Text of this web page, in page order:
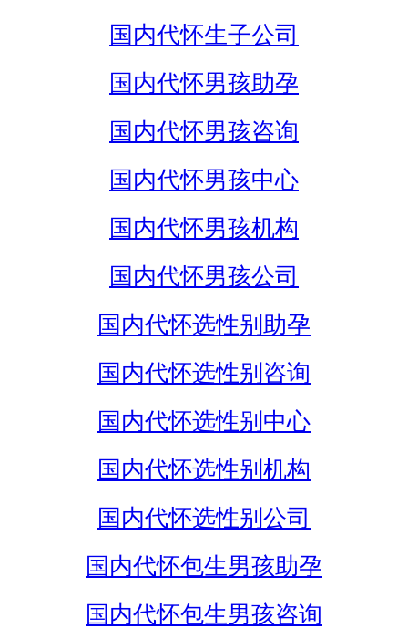
国内代怀生子公司
国内代怀男孩助孕
国内代怀男孩咨询
国内代怀男孩中心
国内代怀男孩机构
国内代怀男孩公司
国内代怀选性别助孕
国内代怀选性别咨询
国内代怀选性别中心
国内代怀选性别机构
国内代怀选性别公司
国内代怀包生男孩助孕
国内代怀包生男孩咨询